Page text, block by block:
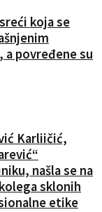
koja se
povređene su
Karliičić,
našla se na
sklonih
etike